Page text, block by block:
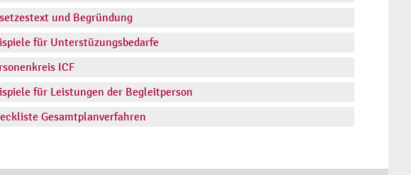
und Begründung
für Unterstüzungsbedarfe
ICF
für Leistungen der Begleitperson
Gesamtplanverfahren